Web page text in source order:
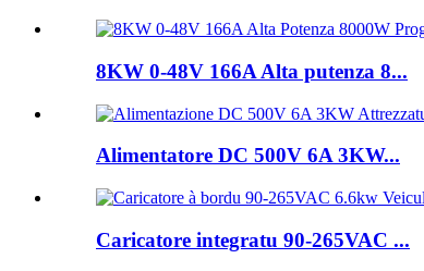
8KW 0-48V 166A Alta putenza 8...
Alimentatore DC 500V 6A 3KW...
Caricatore integratu 90-265VAC ...